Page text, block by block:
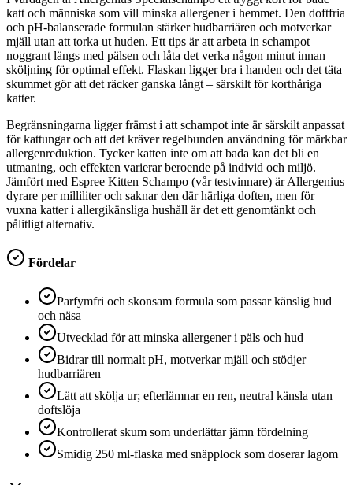
katt och människa som vill minska allergener i hemmet. Den doftfria
och pH-balanserade formulan stärker hudbarriären och motverkar
mjäll utan att torka ut huden. Ett tips är att arbeta in schampot
noggrant längs med pälsen och låta det verka någon minut innan
sköljning för optimal effekt. Flaskan ligger bra i handen och det täta
skummet gör att det räcker ganska långt – särskilt för korthåriga
katter.
Begränsningarna ligger främst i att schampot inte är särskilt anpassat
för kattungar och att det kräver regelbunden användning för märkbar
allergenreduktion. Tycker katten inte om att bada kan det bli en
utmaning, och effekten varierar beroende på individ och miljö.
Jämfört med Espree Kitten Schampo (vår testvinnare) är Allergenius
dyrare per milliliter och saknar den där härliga doften, men för
vuxna katter i allergikänsliga hushåll är det ett genomtänkt och
pålitligt alternativ.
Fördelar
Parfymfri och skonsam formula som passar känslig hud
och näsa
Utvecklad för att minska allergener i päls och hud
Bidrar till normalt pH, motverkar mjäll och stödjer
hudbarriären
Lätt att skölja ur; efterlämnar en ren, neutral känsla utan
doftslöja
Kontrollerat skum som underlättar jämn fördelning
Smidig 250 ml-flaska med snäpplock som doserar lagom